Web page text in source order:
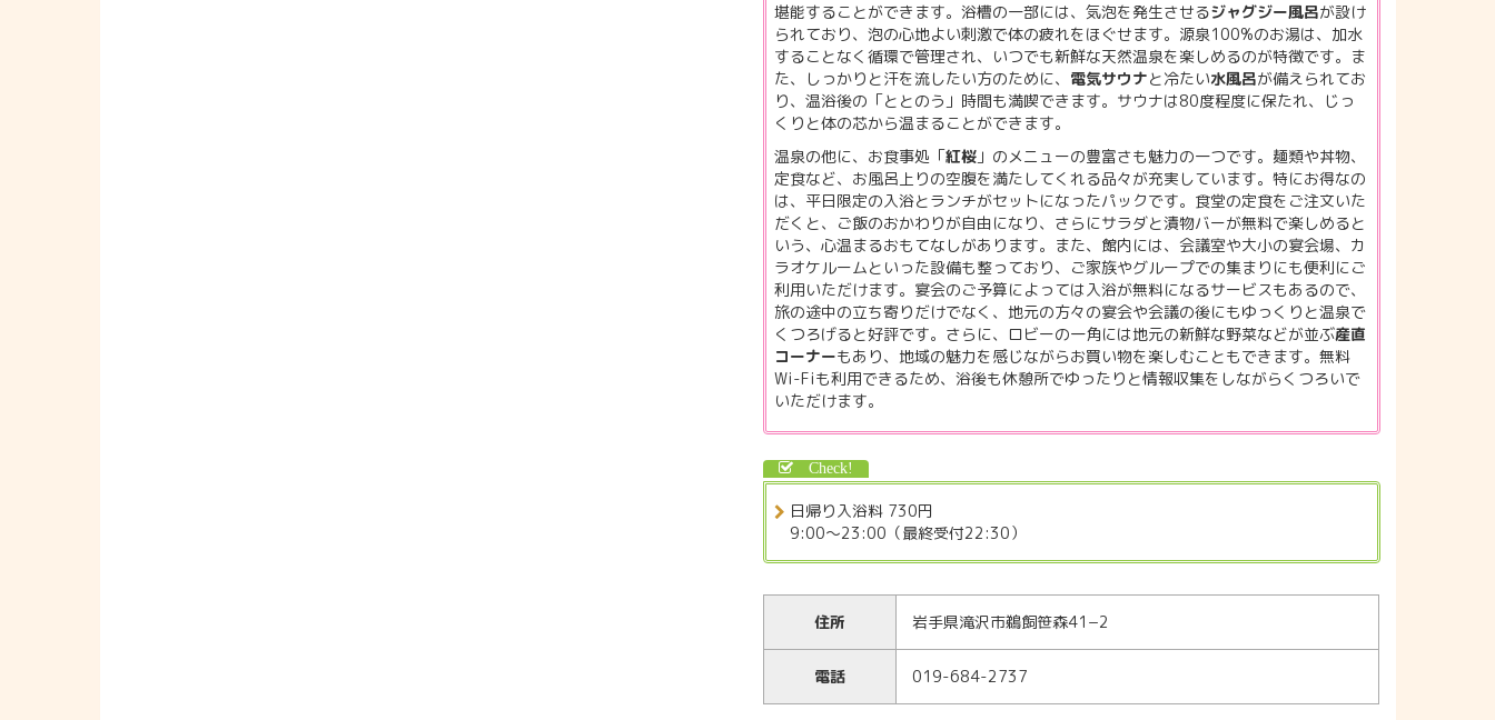
堪能することができます。浴槽の一部には、気泡を発生させるジャグジー風呂が設け
られており、泡の心地よい刺激で体の疲れをほぐせます。源泉100%のお湯は、加水
することなく循環で管理され、いつでも新鮮な天然温泉を楽しめるのが特徴です。ま
た、しっかりと汗を流したい方のために、 電気サウナと冷たい水風呂が備えられてお
り、温浴後の「ととのう」時間も満喫できます。サウナは80度程度に保たれ、じっ
くりと体の芯から温まることができます。
温泉の他に、お食事処「紅桜 」のメニューの豊富さも魅力の一つです。麺類や丼物、
定食など、お風呂上りの空腹を満たしてくれる品々が充実しています。特にお得なの
は、平日限定の入浴とランチがセットになったパックです。食堂の定食をご注文いた
だくと、ご飯のおかわりが自由になり、さらにサラダと漬物バーが無料で楽しめると
いう、心温まるおもてなしがあります。また、館内には、会議室や大小の宴会場、カ
ラオケルームといった設備も整っており、ご家族やグループでの集まりにも便利にご
利用いただけます。宴会のご予算によっては入浴が無料になるサービスもあるので、
旅の途中の立ち寄りだけでなく、地元の方々の宴会や会議の後にもゆっくりと温泉で
くつろげると好評です。さらに、ロビーの一角には地元の新鮮な野菜などが並ぶ産直
コーナーもあり、地域の魅力を感じながらお買い物を楽しむこともできます。無料
Wi-Fiも利用できるため、浴後も休憩所でゆったりと情報収集をしながらくつろいで
いただけます。
日帰り入浴料 730円
9:00～23:00（最終受付22:30）
住所 岩手県滝沢市鵜飼笹森41−2
電話 019-684-2737